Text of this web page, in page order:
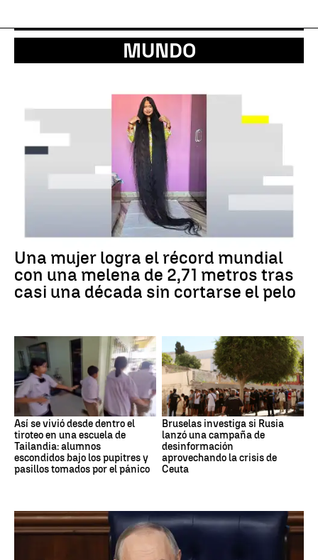
MUNDO
Una mujer logra el récord mundial
con una melena de 2,71 metros tras
casi una década sin cortarse el pelo
Así se vivió desde dentro el
tiroteo en una escuela de
Tailandia: alumnos
escondidos bajo los pupitres y
pasillos tomados por el pánico
Bruselas investiga si Rusia
lanzó una campaña de
desinformación
aprovechando la crisis de
Ceuta